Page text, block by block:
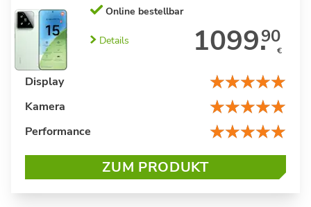
Display
Kamera
Performance
Online bestellbar
Details 1099.90
€
ZUM PRODUKT